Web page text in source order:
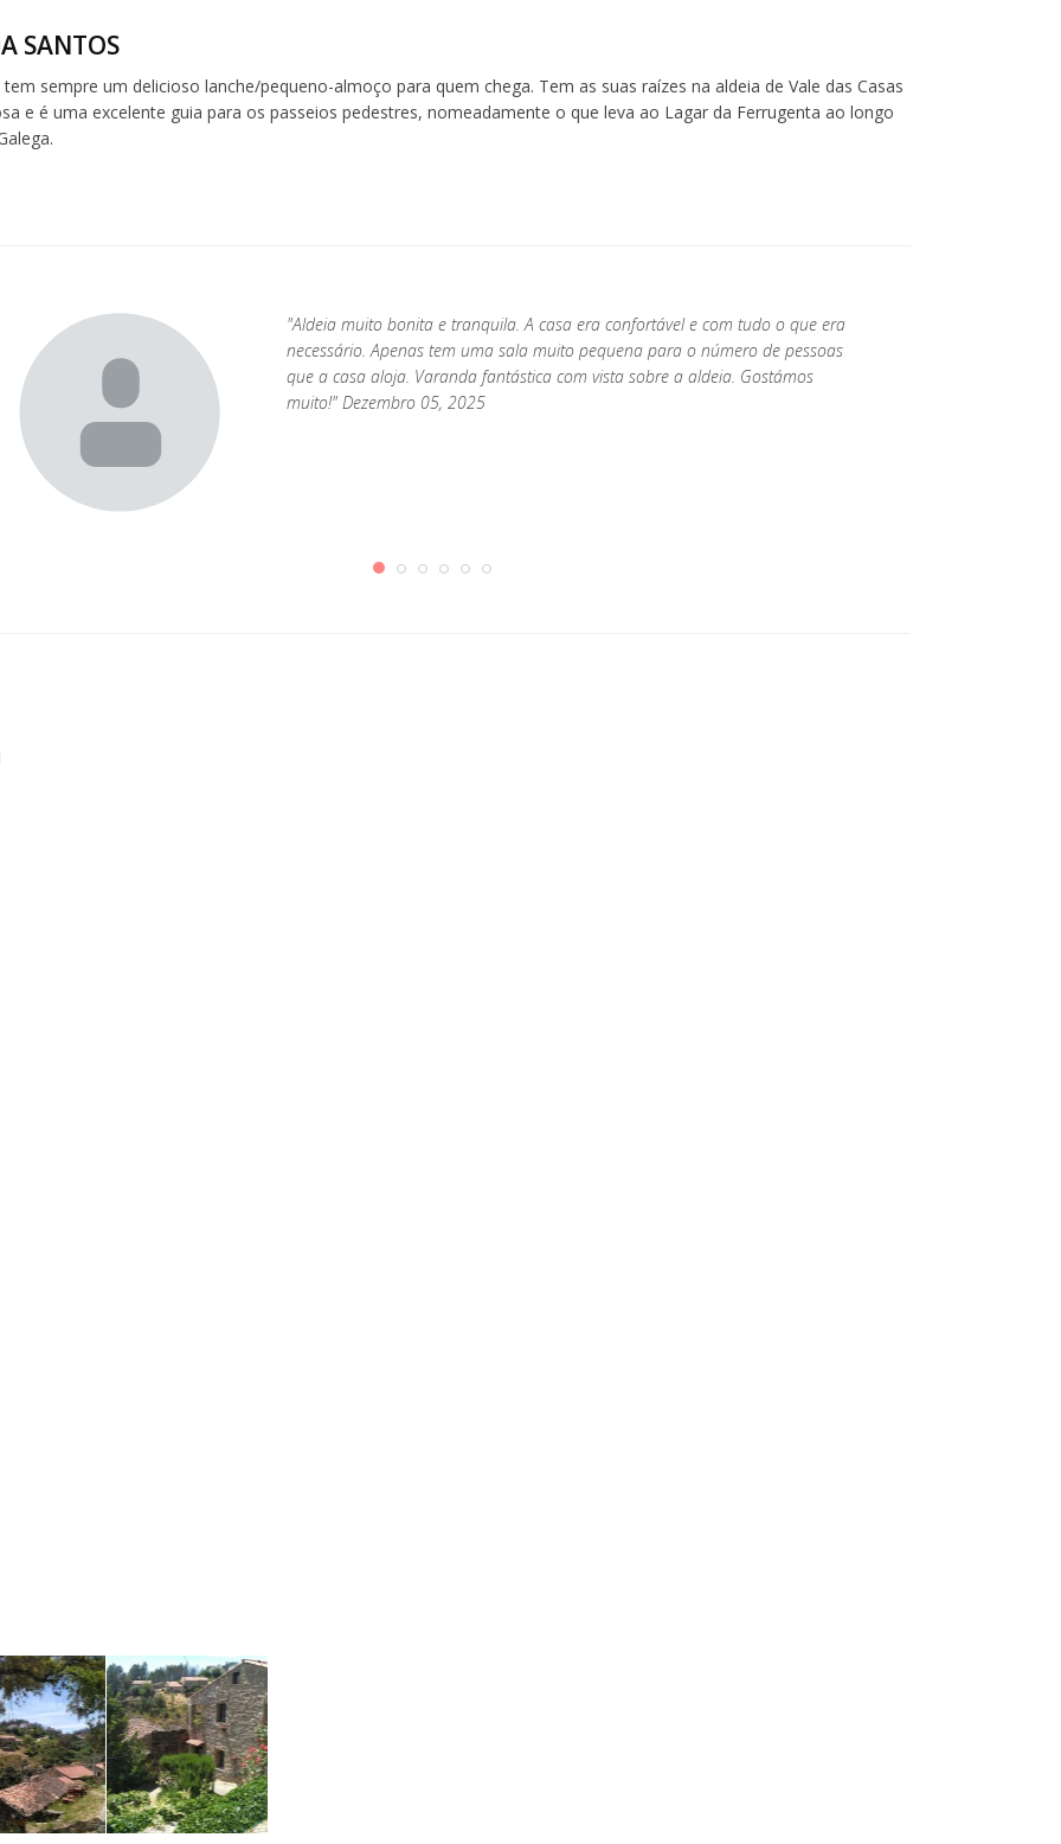
SANTOS
tem sempre um delicioso lanche/pequeno-almoço para quem chega. Tem as suas raízes na aldeia de Vale das Casas
e é uma excelente guia para os passeios pedestres, nomeadamente o que leva ao Lagar da Ferrugenta ao longo
"Aldeia muito bonita e tranquila. A casa era confortável e com tudo o que era
necessário. Apenas tem uma sala muito pequena para o número de pessoas
que a casa aloja. Varanda fantástica com vista sobre a aldeia. Gostámos
muito!" Dezembro 05, 2025